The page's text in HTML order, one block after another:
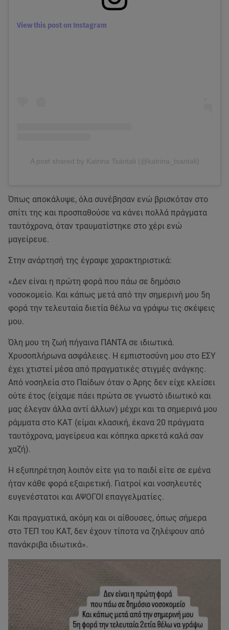
View this post on Instagram
A post shared by Katrina Tsántali (@katrina_tsantali)
Όπως αποκάλυψε, όλα συνέβησαν ενώ βρισκόταν στο
σπίτι της και προσπαθούσε να κάνει πολλά πράγματα
ταυτόχρονα, όταν τραυματίστηκε στο χέρι ενώ
μαγείρευε.
Στην ανάρτησή της έγραψε χαρακτηριστικά:
«Δεν είναι η πρώτη φορά που πάω σε δημόσιο
νοσοκομείο. Και κάπως μετά από την σημερινή μου 5η
φορά την τελευταία διετία θέλω να γράψω τις σκέψεις
μου.
Όλη μου τη ζωή πήγαινα ΠΑΝΤΑ σε ιδιωτικά.
Χρυσοπλήρωνα ασφάλειες. Η εμπιστοσύνη μου στο ΕΣΥ
έχει χτιστεί μέσα από πραγματικές στιγμές ανάγκης.
Από νοσηλεία στο Παίδων όταν ο Άρης δεν είχε κλείσει
ούτε έτος (είχαμε πάει πρώτα σε γνωστό ιδιωτικό και
μας έλεγαν άλλα αντί άλλων) μέχρι και τα σημερινά μου
ράμματα στο ΚΑΤ (είμαι κλασική, έκανα 20 πράγματα
ταυτόχρονα, μαγείρευα και κόπηκα αρκετά καλά σαν
χαζή).
Η εξυπηρέτηση λοιπόν είτε για το παιδί είτε σε εμένα
ήταν κάθε φορά εξαιρετική. Γιατροί και νοσηλευτές
ευγενέστατοι και ΑΨΟΓΟΙ επαγγελματίες.
Και πραγματικά, ακόμη και οι αίθουσες, όπως σήμερα
στο ΤΕΠ του ΚΑΤ, δεν έχουν τίποτα να ζηλέψουν από
πανάκριβα ιδιωτικά».